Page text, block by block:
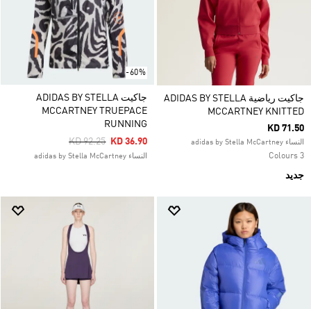
جاكيت رياضية ADIDAS BY STELLA
MCCARTNEY KNITTED
KD 71.50
النساء adidas by Stella McCartney
3 Colours
جديد
-60%
جاكيت ADIDAS BY STELLA
MCCARTNEY TRUEPACE
RUNNING
Price Reduced From
KD 92.25ToKD 36.90
النساء adidas by Stella McCartney